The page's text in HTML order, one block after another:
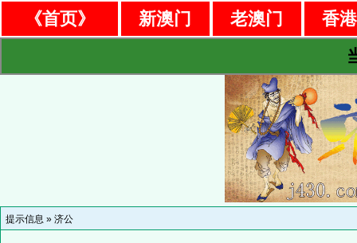
《首页》 新澳门 老澳门
香
提示信息 » 济公